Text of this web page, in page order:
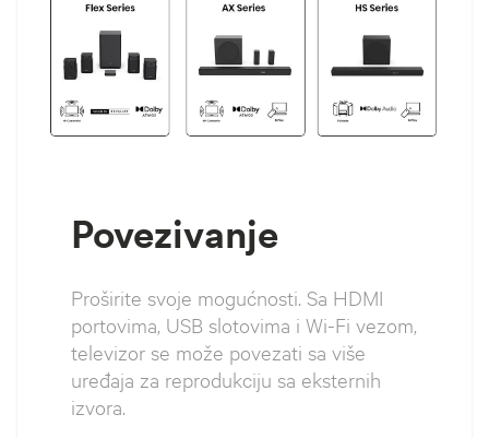
Povezivanje
Proširite svoje mogućnosti. Sa HDMI
portovima, USB slotovima i Wi-Fi vezom,
televizor se može povezati sa više
uređaja za reprodukciju sa eksternih
izvora.